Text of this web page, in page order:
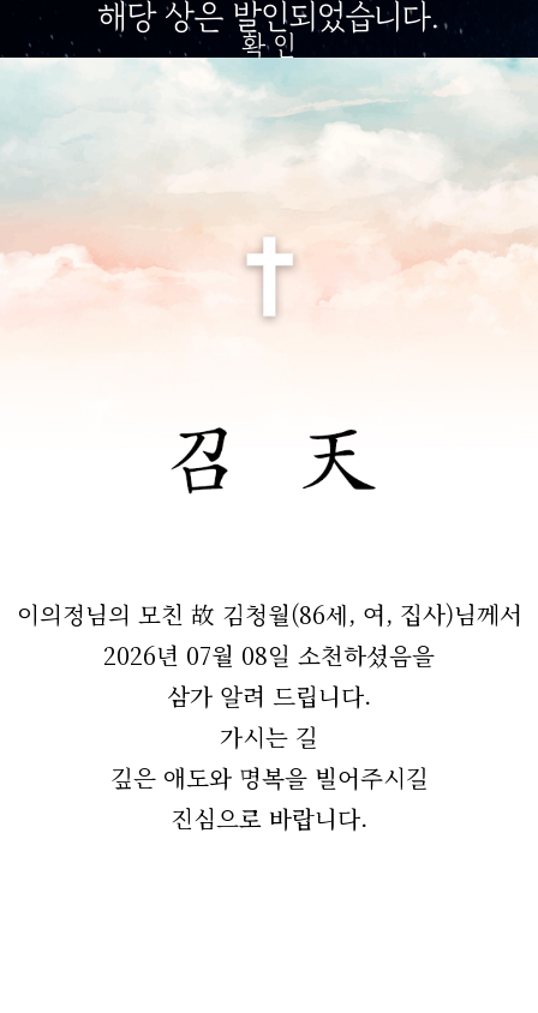
해당 상은 발인되었습니다.
확 인
이의정님의 모친 故 김청월(86세, 여, 집사)님께서
2026년 07월 08일 소천하셨음을
삼가 알려 드립니다.
가시는 길
깊은 애도와 명복을 빌어주시길
진심으로 바랍니다.